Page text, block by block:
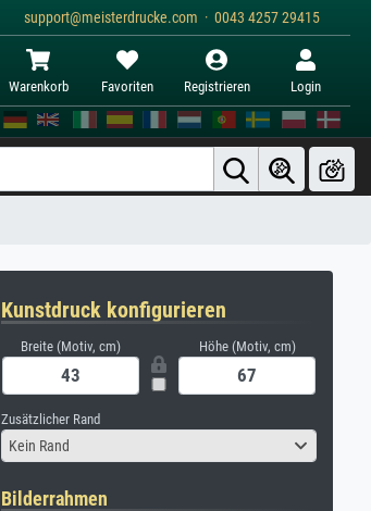
support@meisterdrucke.com · 0043 4257 29415
Warenkorb Favoriten Registrieren Login
Kunstdruck konfigurieren
Breite (Motiv, cm) Höhe (Motiv, cm)
Zusätzlicher Rand
Kein Rand
Bilderrahmen